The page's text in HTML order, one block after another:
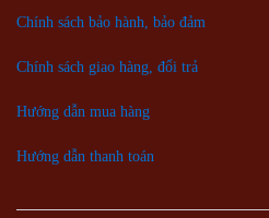
Chính sách bảo hành, bảo đảm
Chính sách giao hàng, đổi trả
Hướng dẫn mua hàng
Hướng dẫn thanh toán